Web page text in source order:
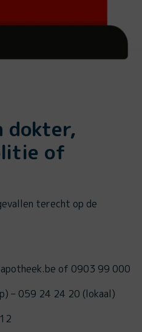
dokter,
of
terecht op de
of 0903 99 000
– 059 24 24 20 (lokaal)